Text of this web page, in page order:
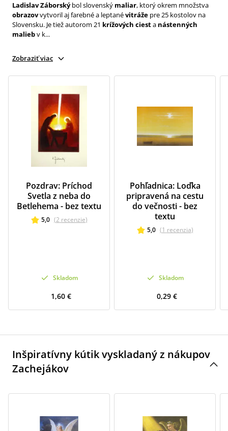
Ladislav Záborskýbol slovenský maliar, ktorý okrem množstva
obrazovvytvoril aj farebné a leptanévitráže pre 25 kostolov na
Slovensku. Je tiež autorom 21 krížových ciesta nástenných
maliebv k...
Zobraziť viac
Pozdrav: Príchod
Svetla z neba do
Betlehema - bez textu
5,0 (2 recenzie)
Skladom
1,60 €
Pohľadnica: Loďka
pripravená na cestu
do večnosti - bez
textu
5,0 (1 recenzia)
Skladom
0,29 €
Inšpiratívny kútik vyskladaný z nákupov
Zachejákov